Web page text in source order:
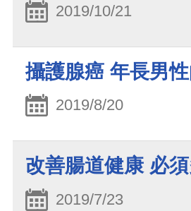
2019/10/21
攝護腺癌 年長男
2019/8/20
改善腸道健康 必
2019/7/23